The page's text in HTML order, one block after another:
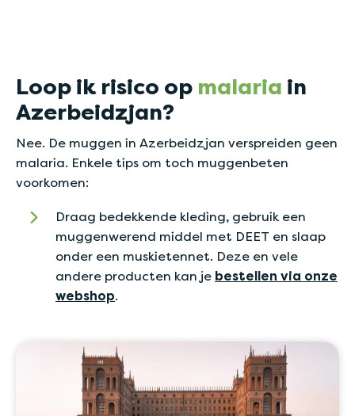
Loop ik risico op malaria in
Azerbeidzjan?
Nee. De muggen in Azerbeidzjan verspreiden geen
malaria. Enkele tips om toch muggenbeten
voorkomen:
Draag bedekkende kleding, gebruik een
muggenwerend middel met DEET en slaap
onder een muskietennet. Deze en vele
andere producten kan je bestellen via onze
webshop.